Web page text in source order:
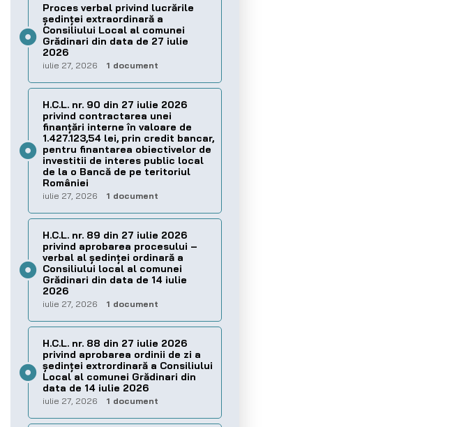
Proces verbal privind lucrările
ședinței extraordinară a
Consiliului Local al comunei
Grădinari din data de 27 iulie
2026
iulie 27, 2026 1 document
H.C.L. nr. 90 din 27 iulie 2026
privind contractarea unei
finanțări interne în valoare de
1.427.123,54 lei, prin credit bancar,
pentru finantarea obiectivelor de
investitii de interes public local
de la o Bancă de pe teritoriul
României
iulie 27, 2026 1 document
H.C.L. nr. 89 din 27 iulie 2026
privind aprobarea procesului –
verbal al şedinţei ordinară a
Consiliului local al comunei
Grădinari din data de 14 iulie
2026
iulie 27, 2026 1 document
H.C.L. nr. 88 din 27 iulie 2026
privind aprobarea ordinii de zi a
şedinţei extrordinară a Consiliului
Local al comunei Grădinari din
data de 14 iulie 2026
iulie 27, 2026 1 document